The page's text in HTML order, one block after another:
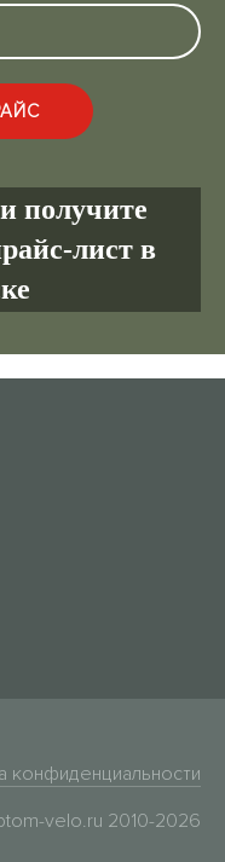
получите
лист в
конфиденциальности
velo.ru 2010-2026